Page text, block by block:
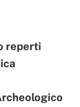
reperti